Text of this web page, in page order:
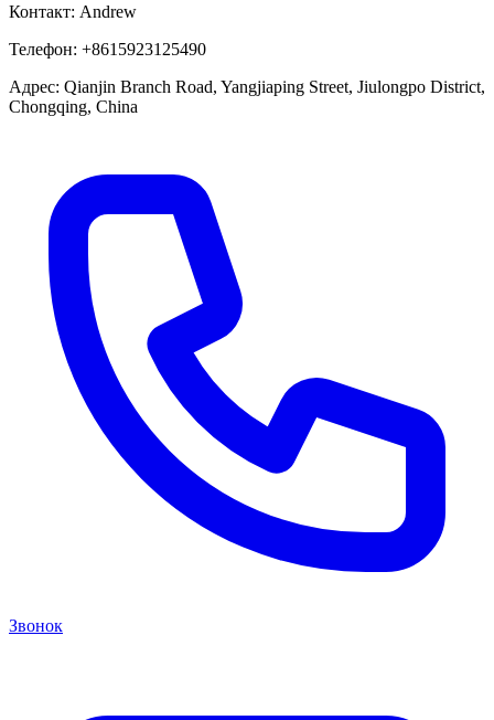
Контакт: Andrew
Телефон: +8615923125490
Адрес: Qianjin Branch Road, Yangjiaping Street, Jiulongpo District,
Chongqing, China
Звонок